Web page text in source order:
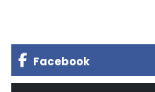
Facebook